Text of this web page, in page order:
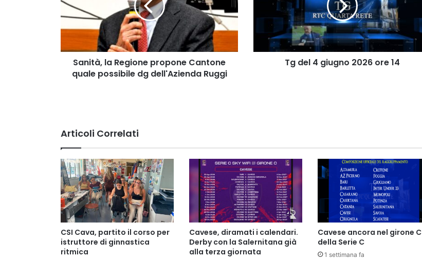
Cantone
quale
possibile
dell'Azienda
Ruggi
Sanità, la Regione propone Cantone
quale possibile dg dell'Azienda Ruggi
2026
ore
Tg del 4 giugno 2026 ore 14
Articoli Correlati
CSI Cava, partito il corso per
istruttore di ginnastica
ritmica
Cavese, diramati i calendari.
Derby con la Salernitana già
alla terza giornata
Cavese ancora nel girone C
della Serie C
1 settimana fa